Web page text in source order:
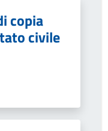
copia
civile